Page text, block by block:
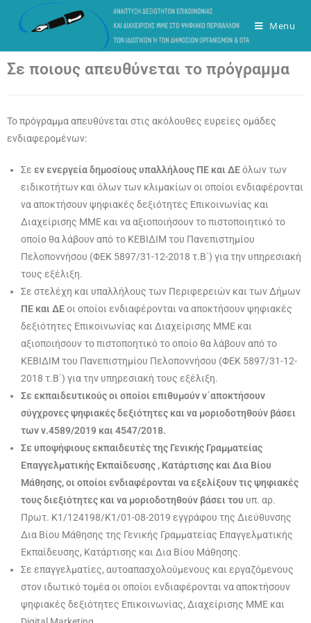
Menu
Σε ποιους απευθύνεται το πρόγραμμα
Το πρόγραμμα απευθύνεται στις ακόλουθες ευρείες ομάδες
ενδιαφερομένων:
Σε εν ενεργεία δημοσίους υπαλλήλους ΠΕ και ΔΕόλων των
ειδικοτήτων και όλων των κλιμακίων οι οποίοι ενδιαφέρονται
να αποκτήσουν ψηφιακές δεξιότητες Επικοινωνίας και
Διαχείρισης ΜΜΕ και να αξιοποιήσουν το πιστοποιητικό το
οποίο θα λάβουν από το ΚΕΒΙΔΙΜ του Πανεπιστημίου
Πελοποννήσου (ΦΕΚ 5897/31-12-2018 τ.Β΄) για την υπηρεσιακή
τους εξέλιξη.
Σε στελέχη και υπαλλήλους των Περιφερειών και των Δήμων
ΠΕ και ΔΕοι οποίοι ενδιαφέρονται να αποκτήσουν ψηφιακές
δεξιότητες Επικοινωνίας και Διαχείρισης ΜΜΕ και
αξιοποιήσουν το πιστοποητικό το οποίο θα λάβουν από το
ΚΕΒΙΔΙΜ του Πανεπιστημίου Πελοποννήσου (ΦΕΚ 5897/31-12-
2018 τ.Β΄) για την υπηρεσιακή τους εξέλιξη.
Σε εκπαιδευτικούς οι οποίοι επιθυμούν ν΄αποκτήσουν
σύγχρονες ψηφιακές δεξιότητες και να μοριοδοτηθούν βάσει
των ν.4589/2019 και 4547/2018.
Σε υποψήφιους εκπαιδευτές της Γενικής Γραμματείας
Επαγγελματικής Εκπαίδευσης , Κατάρτισης και Δια Βίου
Μάθησης, οι οποίοι ενδιαφέρονται να εξελίξουν τις ψηφιακές
τους διεξιότητες και να μοριοδοτηθούν βάσει του υπ. αρ.
Πρωτ. Κ1/124198/Κ1/01-08-2019 εγγράφου της Διεύθυνσης
Δια Βίου Μάθησης της Γενικής Γραμματείας Επαγγελματικής
Εκπαίδευσης, Κατάρτισης και Δια Βίου Μάθησης.
Σε επαγγελματίες, αυτοαπασχολούμενους και εργαζόμενους
στον ιδωτικό τομέα οι οποίοι ενδιαφέρονται να αποκτήσουν
ψηφιακές δεξιότητες Επικοινωνίας, Διαχείρισης ΜΜΕ και